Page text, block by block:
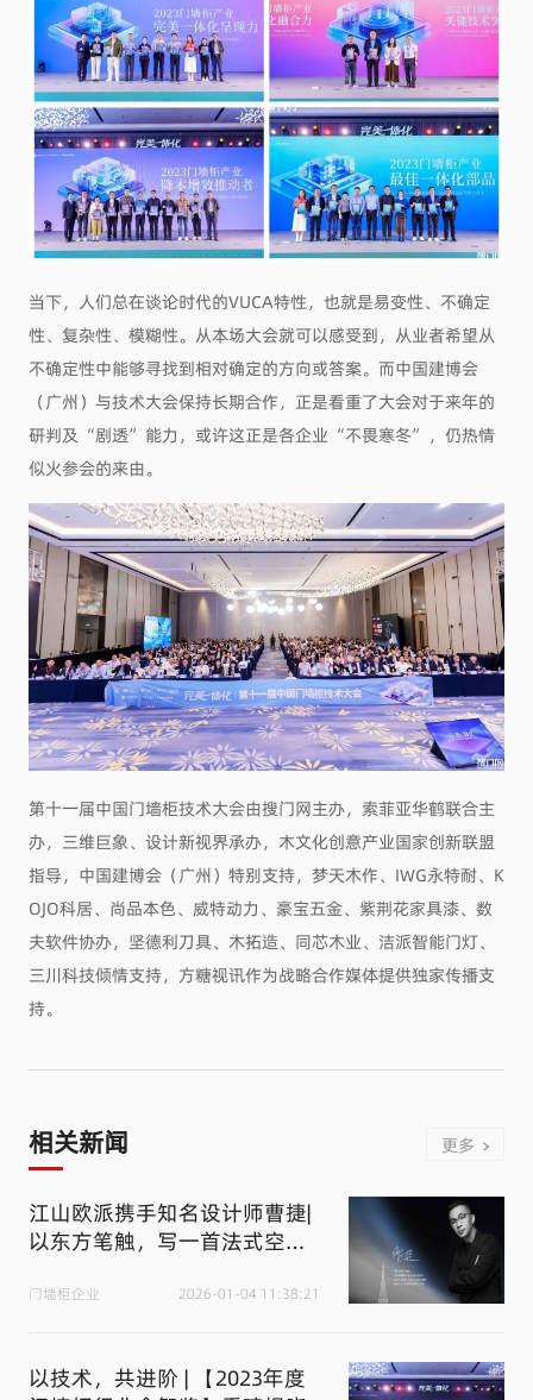
当下，人们总在谈论时代的VUCA特性，也就是易变性、不确定
性、复杂性、模糊性。从本场大会就可以感受到，从业者希望从
不确定性中能够寻找到相对确定的方向或答案。而中国建博会
（广州）与技术大会保持长期合作，正是看重了大会对于来年的
研判及“剧透”能力，或许这正是各企业“不畏寒冬”，仍热情
似火参会的来由。
第十一届中国门墙柜技术大会由搜门网主办，索菲亚华鹤联合主
办，三维巨象、设计新视界承办，木文化创意产业国家创新联盟
指导，中国建博会（广州）特别支持，梦天木作、IWG永特耐、K
OJO科居、尚品本色、威特动力、豪宝五金、紫荆花家具漆、数
夫软件协办，坚德利刀具、木拓造、同芯木业、洁派智能门灯、
三川科技倾情支持，方糖视讯作为战略合作媒体提供独家传播支
持。
相关新闻 更多
江山欧派携手知名设计师曹捷|
以东方笔触，写一首法式空间
门墙柜企业 2026-01-04 11:38:21
以技术，共进阶 | 【2023年度